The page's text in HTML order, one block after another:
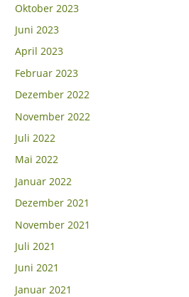
Oktober 2023
Juni 2023
April 2023
Februar 2023
Dezember 2022
November 2022
Juli 2022
Mai 2022
Januar 2022
Dezember 2021
November 2021
Juli 2021
Juni 2021
Januar 2021